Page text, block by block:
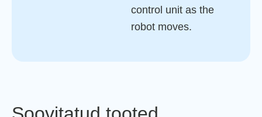
control unit as the
robot moves.